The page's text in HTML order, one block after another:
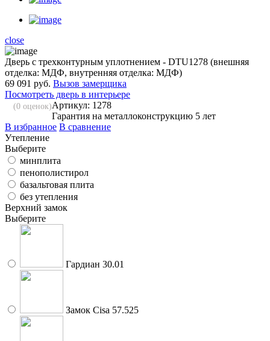
close
Дверь с трехконтурным уплотнением - DTU1278 (внешняя
отделка: МДФ, внутренняя отделка: МДФ)
69 091 руб. Вызов замерщика
Посмотреть дверь в интерьере
(0 оценок)Артикул: 1278
Гарантия на металлоконструкцию 5 лет
В избранное В сравнение
Утепление
Выберите
минплита
пенополистирол
базальтовая плита
без утепления
Верхний замок
Выберите
Гардиан 30.01
Замок Cisa 57.525